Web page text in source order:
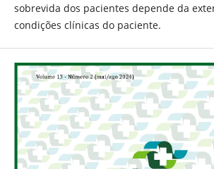
sobrevida dos pacientes depende da
condições clínicas do paciente.